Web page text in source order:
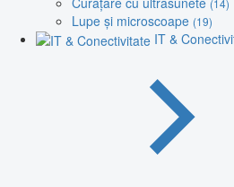
(14)
Lupe și microscoape (19)
IT &